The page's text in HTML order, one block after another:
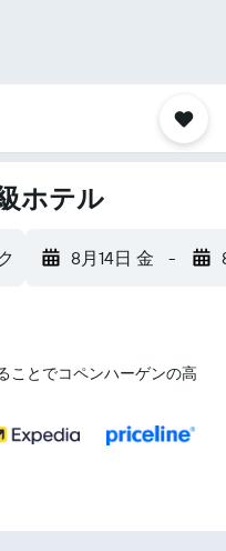
ホテル
8月14日 金 -
ことでコペンハーゲンの高